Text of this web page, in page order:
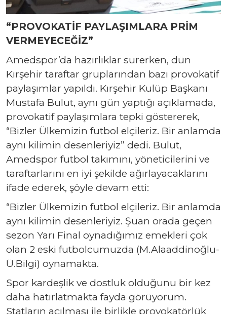
“PROVOKATİF PAYLAŞIMLARA PRİM
VERMEYECEĞİZ”
Amedspor’da hazırlıklar sürerken, dün
Kırşehir taraftar gruplarından bazı provokatif
paylaşımlar yapıldı. Kırşehir Kulüp Başkanı
Mustafa Bulut, aynı gün yaptığı açıklamada,
provokatif paylaşımlara tepki göstererek,
“Bizler Ülkemizin futbol elçileriz. Bir anlamda
aynı kilimin desenleriyiz” dedi. Bulut,
Amedspor futbol takımını, yöneticilerini ve
taraftarlarını en iyi şekilde ağırlayacaklarını
ifade ederek, şöyle devam etti:
“Bizler Ülkemizin futbol elçileriz. Bir anlamda
aynı kilimin desenleriyiz. Şuan orada geçen
sezon Yarı Final oynadığımız emekleri çok
olan 2 eski futbolcumuzda (M.Alaaddinoğlu-
Ü.Bilgi) oynamakta.
Spor kardeşlik ve dostluk olduğunu bir kez
daha hatırlatmakta fayda görüyorum.
Statların açılması ile birlikle provokatörlük